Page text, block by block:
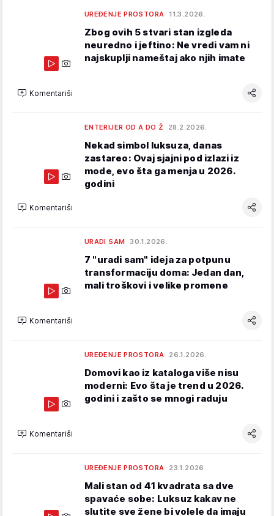
UREĐENJE PROSTORA 11.3.2026.
Zbog ovih 5 stvari stan izgleda
neuredno i jeftino: Ne vredi vam ni
najskuplji nameštaj ako njih imate
Komentariši
ENTERIJER OD A DO Ž 28.2.2026.
Nekad simbol luksuza, danas
zastareo: Ovaj sjajni pod izlazi iz
mode, evo šta ga menja u 2026.
godini
Komentariši
URADI SAM 30.1.2026.
7 "uradi sam" ideja za potpunu
transformaciju doma: Jedan dan,
mali troškovi i velike promene
Komentariši
UREĐENJE PROSTORA 26.1.2026.
Domovi kao iz kataloga više nisu
moderni: Evo šta je trend u 2026.
godini i zašto se mnogi raduju
Komentariši
UREĐENJE PROSTORA 23.1.2026.
Mali stan od 41 kvadrata sa dve
spavaće sobe: Luksuz kakav ne
slutite sve žene bi volele da imaju